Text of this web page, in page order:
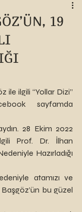
19
sayfamda
Prof. Dr. İlhan
Hazırladığı
bu güzel